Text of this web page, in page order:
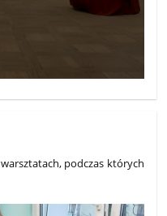
podczas których